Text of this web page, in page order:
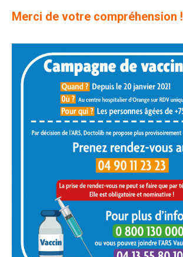
Merci de votre compréhension !